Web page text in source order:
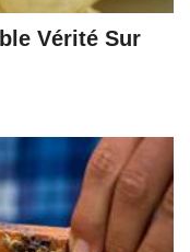
Vérité Sur